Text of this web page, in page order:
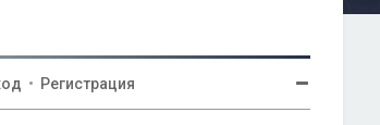
• Регистрация